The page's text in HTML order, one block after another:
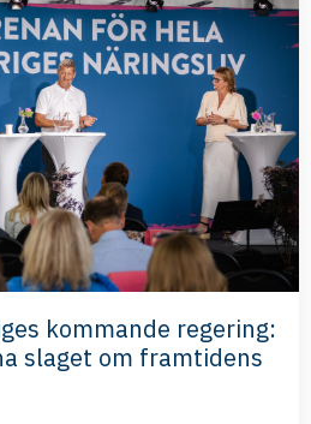
kommande regering:
slaget om framtidens